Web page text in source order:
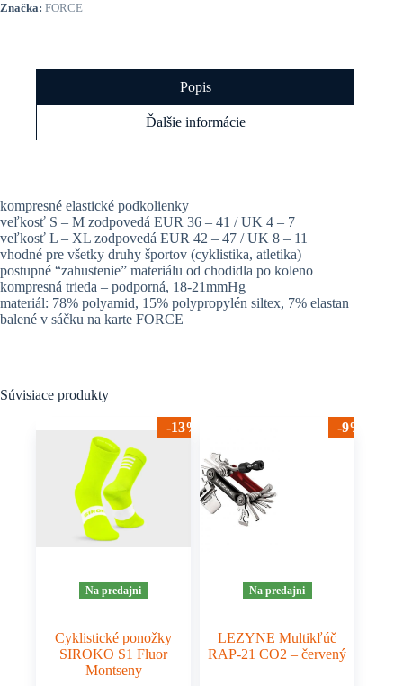
Značka: FORCE
Popis
Ďalšie informácie
kompresné elastické podkolienky
veľkosť S – M zodpovedá EUR 36 – 41 / UK 4 – 7
veľkosť L – XL zodpovedá EUR 42 – 47 / UK 8 – 11
vhodné pre všetky druhy športov (cyklistika, atletika)
postupné “zahustenie” materiálu od chodidla po koleno
kompresná trieda – podporná, 18-21mmHg
materiál: 78% polyamid, 15% polypropylén siltex, 7% elastan
balené v sáčku na karte FORCE
Súvisiace produkty
-13%
Na predajni
Cyklistické ponožky
SIROKO S1 Fluor
Montseny
-9%
Na predajni
LEZYNE Multikľúč
RAP-21 CO2 – červený